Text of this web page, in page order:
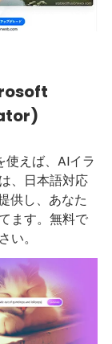
えば、AIイラ
、日本語対応
供し、あなた
ます。無料で
。